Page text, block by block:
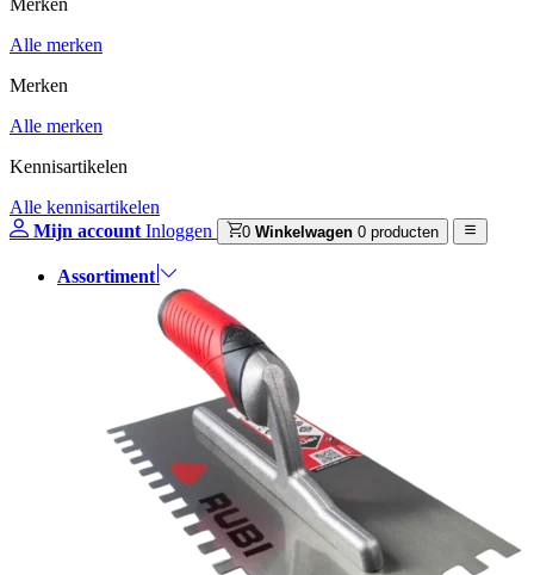
Merken
Alle merken
Merken
Alle merken
Kennisartikelen
Alle kennisartikelen
Mijn account Inloggen 0 Winkelwagen 0 producten
Assortiment